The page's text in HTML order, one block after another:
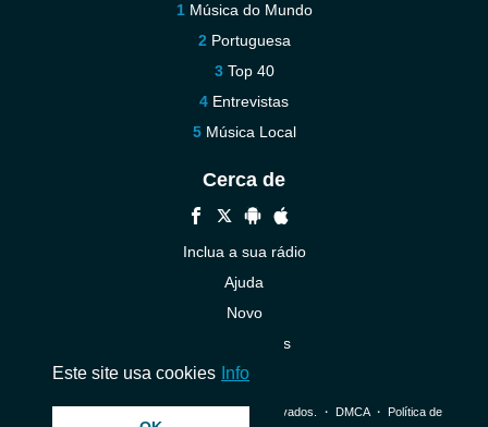
Música do Mundo
Portuguesa
Top 40
Entrevistas
Música Local
Cerca de
Inclua a sua rádio
Ajuda
Novo
Contacte-nos
© 2026 InstantAudio. Todos os direitos reservados. ・ DMCA・ Política de
Este site usa cookies Info